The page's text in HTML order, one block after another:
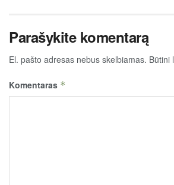
Parašykite komentarą
El. pašto adresas nebus skelbiamas. Būtini
Komentaras *